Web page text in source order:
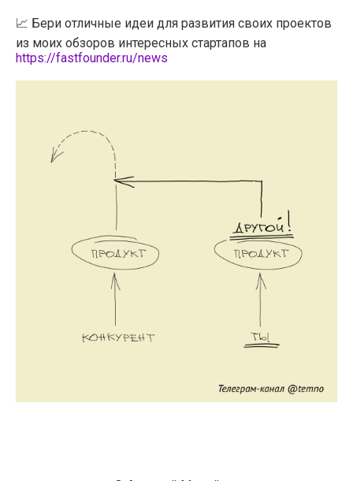
📈 Бери отличные идеи для развития своих проектов
из моих обзоров интересных стартапов на
https://fastfounder.ru/news